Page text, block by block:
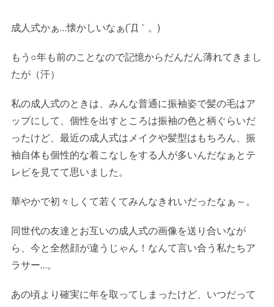
成人式かぁ…懐かしいなぁ(´Д｀。)
もう○年も前のことなので記憶からだんだん薄れてきまし
たが（汗）
私の成人式のときは、みんな普通に振袖姿で髪の毛はア
ップにして、個性を出すところは振袖の色と柄ぐらいだ
ったけど、最近の成人式はメイクや髪型はもちろん、振
袖自体も個性的な着こなしをする人が多いんだなぁとテ
レビを見てて思いました。
華やかで初々しくて若くてみんなきれいだったなぁ～。
同世代の友達とお互いの成人式の画像を送り合いなが
ら、今と全然顔が違うじゃん！なんて言い合う私たちア
ラサー…。
あの頃より確実に年を取ってしまったけど、いつだって